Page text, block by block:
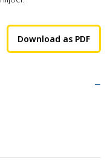
Download as PDF